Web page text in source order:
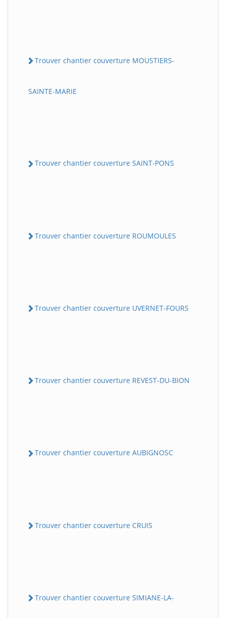
Trouver chantier couverture MOUSTIERS-
SAINTE-MARIE
Trouver chantier couverture SAINT-PONS
Trouver chantier couverture ROUMOULES
Trouver chantier couverture UVERNET-FOURS
Trouver chantier couverture REVEST-DU-BION
Trouver chantier couverture AUBIGNOSC
Trouver chantier couverture CRUIS
Trouver chantier couverture SIMIANE-LA-